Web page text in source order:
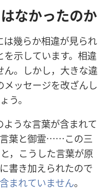
なかったのか
は幾らか相違が見られ
を示しています。 相違
。しかし， 大きな違
メッセージを改ざんし
う。
ような言葉が含まれて
言葉と御霊……この三
，こうした言葉が原
書き加えられたので
含まれていません。